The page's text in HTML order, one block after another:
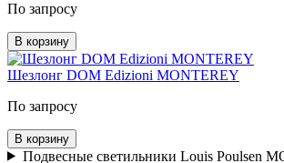
По запросу
В корзину
Шезлонг DOM Edizioni MONTEREY
По запросу
В корзину
Подвесные светильники Louis Poulsen